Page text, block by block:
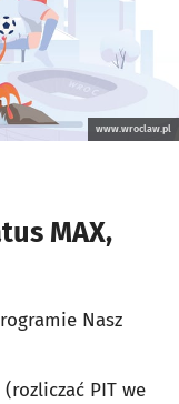
www.wroclaw.pl
MAX,
Nasz
PIT we